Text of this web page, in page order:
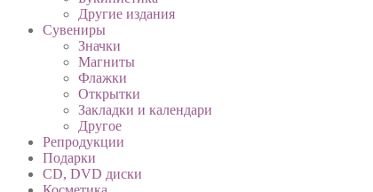
Другие издания
Сувениры
Значки
Магниты
Флажки
Открытки
Закладки и календари
Другое
Репродукции
Подарки
CD, DVD диски